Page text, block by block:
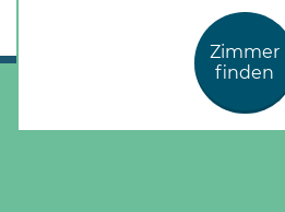
Zimmer
finden